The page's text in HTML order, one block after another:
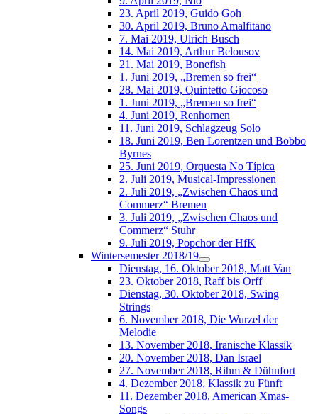
23. April 2019, Guido Goh
30. April 2019, Bruno Amalfitano
7. Mai 2019, Ulrich Busch
14. Mai 2019, Arthur Belousov
21. Mai 2019, Bonefish
1. Juni 2019, „Bremen so frei“
28. Mai 2019, Quintetto Giocoso
1. Juni 2019, „Bremen so frei“
4. Juni 2019, Renhornen
11. Juni 2019, Schlagzeug Solo
18. Juni 2019, Ben Lorentzen und Bobbo
Byrnes
25. Juni 2019, Orquesta No Típica
2. Juli 2019, Musical-Impressionen
2. Juli 2019, „Zwischen Chaos und
Commerz“ Bremen
3. Juli 2019, „Zwischen Chaos und
Commerz“ Stuhr
9. Juli 2019, Popchor der HfK
Wintersemester 2018/19
Dienstag, 16. Oktober 2018, Matt Van
23. Oktober 2018, Raff bis Orff
Dienstag, 30. Oktober 2018, Swing
Strings
6. November 2018, Die Wurzel der
Melodie
13. November 2018, Iranische Klassik
20. November 2018, Dan Israel
27. November 2018, Rihm & Dühnfort
4. Dezember 2018, Klassik zu Fünft
11. Dezember 2018, American Xmas-
Songs